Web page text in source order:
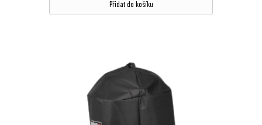
Přidat do košíku